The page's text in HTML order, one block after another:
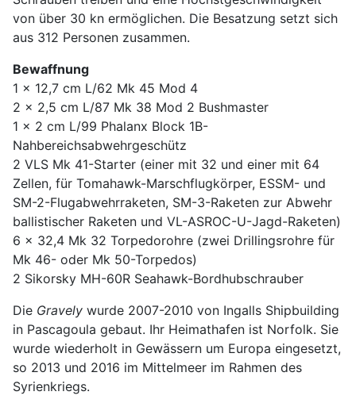
von über 30 kn ermöglichen. Die Besatzung setzt sich
aus 312 Personen zusammen.
Bewaffnung
1 x 12,7 cm L/62 Mk 45 Mod 4
2 x 2,5 cm L/87 Mk 38 Mod 2 Bushmaster
1 x 2 cm L/99 Phalanx Block 1B-
Nahbereichsabwehrgeschütz
2 VLS Mk 41-Starter (einer mit 32 und einer mit 64
Zellen, für Tomahawk-Marschflugkörper, ESSM- und
SM-2-Flugabwehrraketen, SM-3-Raketen zur Abwehr
ballistischer Raketen und VL-ASROC-U-Jagd-Raketen)
6 x 32,4 Mk 32 Torpedorohre (zwei Drillingsrohre für
Mk 46- oder Mk 50-Torpedos)
2 Sikorsky MH-60R Seahawk-Bordhubschrauber
Die Gravely wurde 2007-2010 von Ingalls Shipbuilding
in Pascagoula gebaut. Ihr Heimathafen ist Norfolk. Sie
wurde wiederholt in Gewässern um Europa eingesetzt,
so 2013 und 2016 im Mittelmeer im Rahmen des
Syrienkriegs.